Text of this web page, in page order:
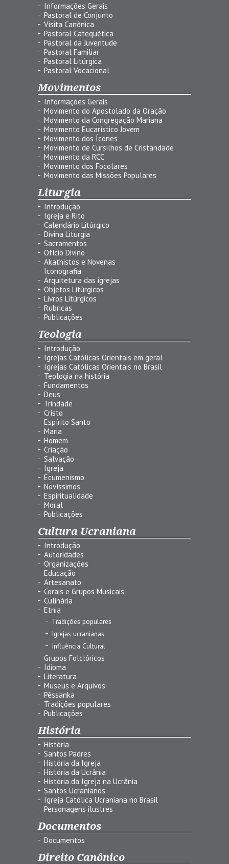
Informações Gerais
Pastoral de Conjunto
Visita Canônica
Pastoral Catequética
Pastoral da Juventude
Pastoral Familiar
Pastoral Litúrgica
Pastoral Vocacional
Movimentos
Informações Gerais
Movimento do Apostolado da Oração
Movimento da Congregação Mariana
Movimento Eucarístico Jovem
Movimento dos Ícones
Movimento de Cursilhos de Cristandade
Movimento da RCC
Movimento dos Focolares
Movimento das Missões Populares
Liturgia
Introdução
Igreja e Rito
Calendário Litúrgico
Divina Liturgia
Sacramentos
Ofício Divino
Akathistos e Novenas
Iconografia
Arquitetura das igrejas
Objetos Litúrgicos
Livros Litúrgicos
Rubricas
Publicações
Teologia
Introdução
Igrejas Católicas Orientais em geral
Igrejas Católicas Orientais no Brasil
Teologia na história
Fundamentos
Deus
Trindade
Cristo
Espírito Santo
Maria
Homem
Criação
Salvação
Igreja
Ecumenismo
Novíssimos
Espiritualidade
Moral
Publicações
Cultura Ucraniana
Introdução
Autoridades
Organizações
Educação
Artesanato
Corais e Grupos Musicais
Culinária
Etnia
Tradições populares
Igrejas ucranianas
Influência Cultural
Grupos Folclóricos
Idioma
Literatura
Museus e Arquivos
Pêssanka
Tradições populares
Publicações
História
História
Santos Padres
História da Igreja
História da Ucrânia
História da Igreja na Ucrânia
Santos Ucranianos
Igreja Católica Ucraniana no Brasil
Personagens ilustres
Documentos
Documentos
Direito Canônico